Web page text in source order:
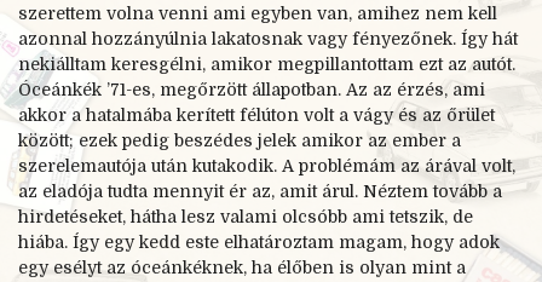
szerettem volna venni ami egyben van, amihez nem kell
azonnal hozzányúlnia lakatosnak vagy fényezőnek. Így hát
nekiálltam keresgélni, amikor megpillantottam ezt az autót.
Óceánkék ’71-es, megőrzött állapotban. Az az érzés, ami
akkor a hatalmába kerített félúton volt a vágy és az őrület
között; ezek pedig beszédes jelek amikor az ember a
szerelemautója után kutakodik. A problémám az árával volt,
az eladója tudta mennyit ér az, amit árul. Néztem tovább a
hirdetéseket, hátha lesz valami olcsóbb ami tetszik, de
hiába. Így egy kedd este elhatároztam magam, hogy adok
egy esélyt az óceánkéknek, ha élőben is olyan mint a